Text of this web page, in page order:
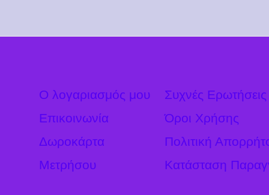
Ο λογαριασμός μου
Επικοινωνία
Δωροκάρτα
Μετρήσου
Συχνές Ερωτήσεις
Όροι Χρήσης
Πολιτική
Κατάσταση